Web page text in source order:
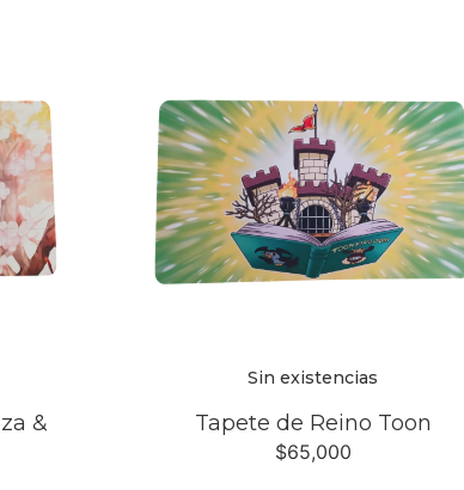
&
Sin existencias
Tapete de Reino Toon
$65,000